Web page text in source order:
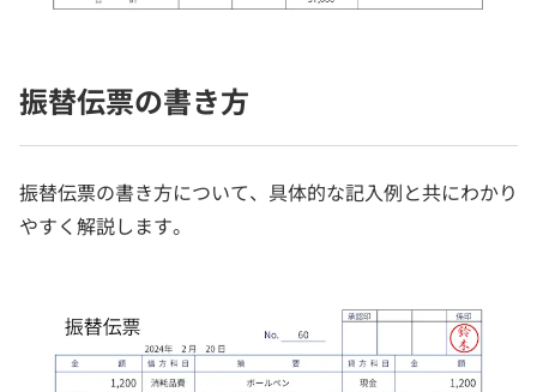
振替伝票の書き方
振替伝票の書き方について、具体的な記入例と共にわかり
やすく解説します。